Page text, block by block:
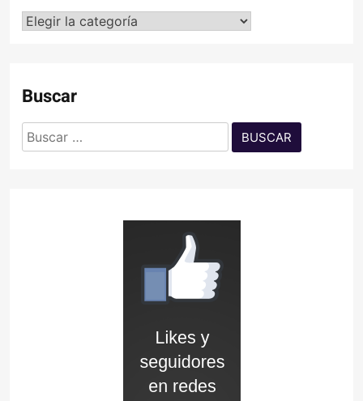
Categorías
Buscar
Buscar: